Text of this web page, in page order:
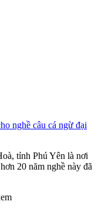
nghề câu cá ngừ đại
tỉnh Phú Yên là nơi
20 năm nghề này đã